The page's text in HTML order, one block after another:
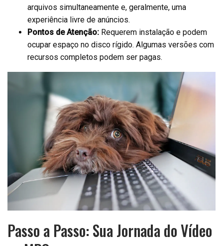
arquivos simultaneamente e, geralmente, uma
experiência livre de anúncios.
Pontos de Atenção: Requerem instalação e podem
ocupar espaço no disco rígido. Algumas versões com
recursos completos podem ser pagas.
Passo a Passo: Sua Jornada do Vídeo